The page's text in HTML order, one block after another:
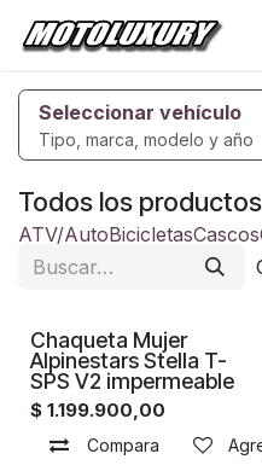
Ir al contenido
Seleccionar vehículo
Tipo, marca, modelo y año
Todos los productos
ATV/AutoBicicletasCascos
Chaqueta Mujer
Alpinestars Stella T-
SPS V2 impermeable
$ 1.199.900,00
Compara